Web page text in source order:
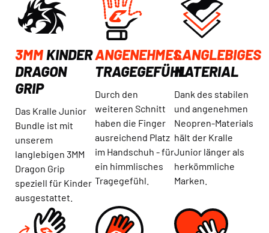
3MM KINDER
DRAGON
GRIP
Das Kralle Junior
Bundle ist mit
unserem
langlebigen 3MM
Dragon Grip
speziell für Kinder
ausgestattet.
ANGENEHMES
TRAGEGEFÜHL
Durch den
weiteren Schnitt
haben die Finger
ausreichend Platz
im Handschuh - für
ein himmlisches
Tragegefühl.
LANGLEBIGES
MATERIAL
Dank des stabilen
und angenehmen
Neopren-Materials
hält der Kralle
Junior länger als
herkömmliche
Marken.